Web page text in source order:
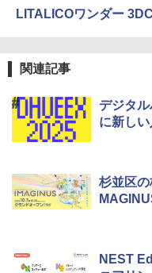
LITALICOワンダー
関連記事
デジタ
に新し
杉並区の
NEST